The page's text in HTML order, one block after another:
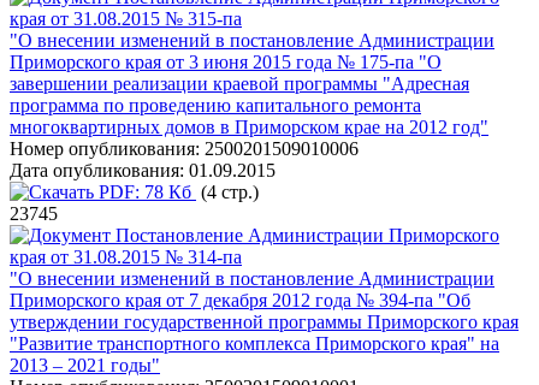
края от 31.08.2015 № 315-па
"О внесении изменений в постановление Администрации
Приморского края от 3 июня 2015 года № 175-па "О
завершении реализации краевой программы "Адресная
программа по проведению капитального ремонта
многоквартирных домов в Приморском крае на 2012 год"
Номер опубликования: 2500201509010006
Дата опубликования: 01.09.2015
PDF: 78 Кб (4 стр.)
23745
Постановление Администрации Приморского
края от 31.08.2015 № 314-па
"О внесении изменений в постановление Администрации
Приморского края от 7 декабря 2012 года № 394-па "Об
утверждении государственной программы Приморского края
"Развитие транспортного комплекса Приморского края" на
2013 – 2021 годы"